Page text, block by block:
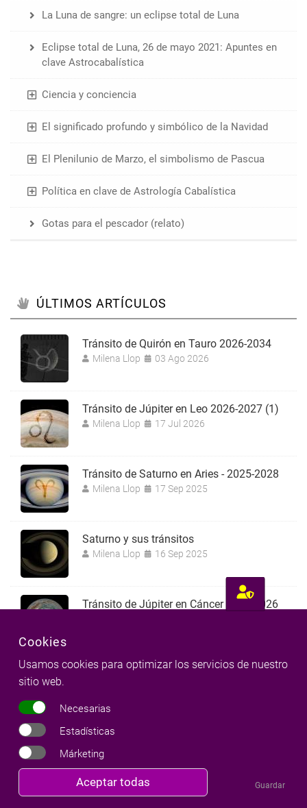
La Luna de sangre: un eclipse total de Luna
Eclipse total de Luna, 26 de mayo 2021: Apuntes en
clave Astrocabalística
Ciencia y conciencia
El significado profundo y simbólico de la Navidad
El Plenilunio de Marzo, el simbolismo de Pascua
Política en clave de Astrología Cabalística
Gotas para el pescador (relato)
ÚLTIMOS ARTÍCULOS
Tránsito de Quirón en Tauro 2026-2034
Milena Llop 03 Ago 2026
Tránsito de Júpiter en Leo 2026-2027 (1)
Milena Llop 17 Jul 2026
Tránsito de Saturno en Aries - 2025-2028
Milena Llop 17 Sep 2025
Saturno y sus tránsitos
Milena Llop 16 Sep 2025
Tránsito de Júpiter en Cáncer 2025-2026
Paginación
Cookies
Usamos cookies para optimizar los servicios de nuestro
sitio web.
Necesarias
Estadísticas
Márketing
Aceptar todas Guardar